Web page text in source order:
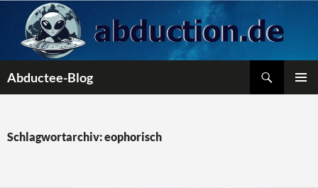
Inhalt
springen
Abductee-Blog
Schlagwortarchiv: eophorisch